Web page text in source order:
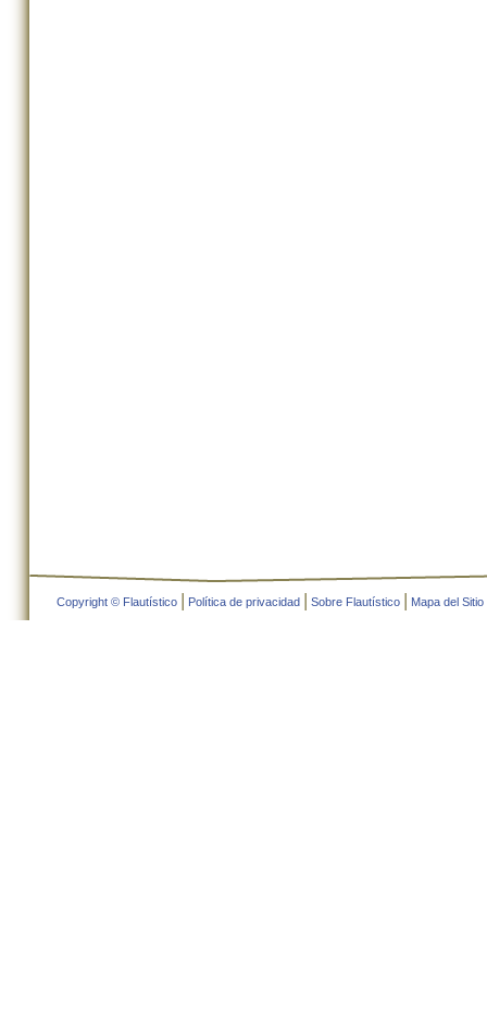
Copyright © Flautístico | Política de privacidad | Sobre Flautístico | Mapa del Sitio